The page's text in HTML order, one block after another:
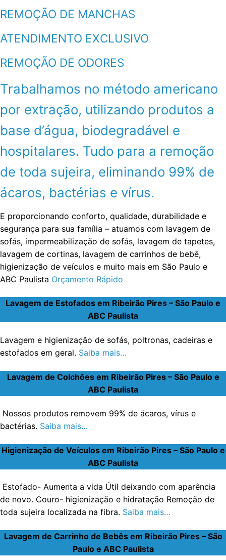
REMOÇÃO DE MANCHAS
ATENDIMENTO EXCLUSIVO
REMOÇÃO DE ODORES
Trabalhamos no método americano
por extração, utilizando produtos a
base d’água, biodegradável e
hospitalares. Tudo para a remoção
de toda sujeira, eliminando 99% de
ácaros, bactérias e vírus.
E proporcionando conforto, qualidade, durabilidade e
segurança para sua família – atuamos com lavagem de
sofás, impermeabilização de sofás, lavagem de tapetes,
lavagem de cortinas, lavagem de carrinhos de bebê,
higienização de veículos e muito mais em São Paulo e
ABC Paulista Orçamento Rápido
Lavagem de Estofados em Ribeirão Pires – São Paulo e
ABC Paulista
Lavagem e higienização de sofás, poltronas, cadeiras e
estofados em geral. Saiba mais…
Lavagem de Colchões em Ribeirão Pires – São Paulo e
ABC Paulista
Nossos produtos removem 99% de ácaros, vírus e
bactérias. Saiba mais…
Higienização de Veículos em Ribeirão Pires – São Paulo e
ABC Paulista
Estofado- Aumenta a vida Útil deixando com aparência
de novo. Couro- higienização e hidratação Remoção de
toda sujeira localizada na fibra. Saiba mais…
Lavagem de Carrinho de Bebês em Ribeirão Pires – São
Paulo e ABC Paulista